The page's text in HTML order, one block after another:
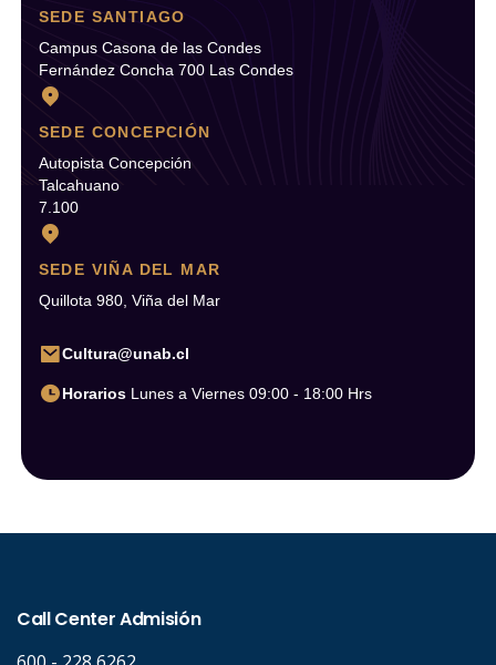
SEDE SANTIAGO
Campus Casona de las Condes
Fernández Concha 700 Las Condes
SEDE CONCEPCIÓN
Autopista Concepción
Talcahuano
7.100
SEDE VIÑA DEL MAR
Quillota 980, Viña del Mar
Cultura@unab.cl
Horarios Lunes a Viernes 09:00 - 18:00 Hrs